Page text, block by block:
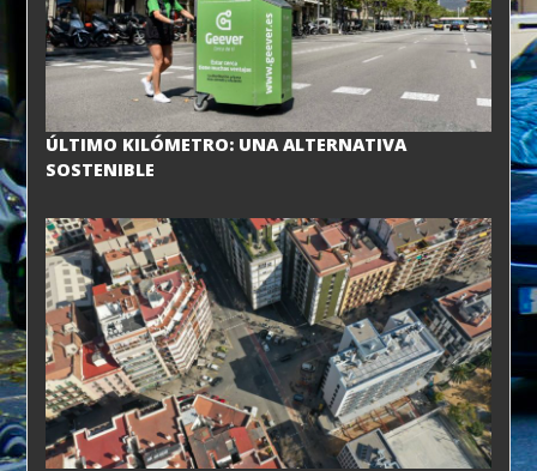
ÚLTIMO KILÓMETRO: UNA ALTERNATIVA
SOSTENIBLE